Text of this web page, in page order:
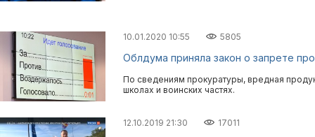
10.01.2020 10:55 5805
Облдума приняла закон о запрете
По сведениям прокуратуры, вредная
школах и воинских частях.
12.10.2019 21:30 17011